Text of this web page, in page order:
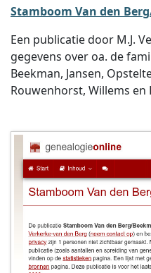
Stamboom Van den
Een publicatie door M.J.
gegevens over oa. de
Beekman, Jansen,
Rouwenhorst, Willems